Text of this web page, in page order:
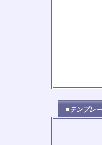
■テンプレ